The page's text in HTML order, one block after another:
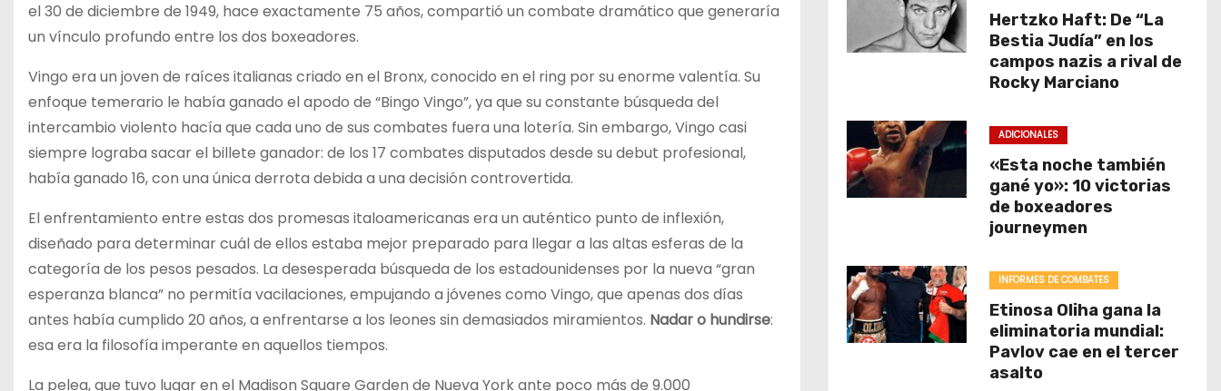
el 30 de diciembre de 1949, hace exactamente 75 años, compartió un combate dramático que generaría
un vínculo profundo entre los dos boxeadores.
Vingo era un joven de raíces italianas criado en el Bronx, conocido en el ring por su enorme valentía. Su
enfoque temerario le había ganado el apodo de “Bingo Vingo”, ya que su constante búsqueda del
intercambio violento hacía que cada uno de sus combates fuera una lotería. Sin embargo, Vingo casi
siempre lograba sacar el billete ganador: de los 17 combates disputados desde su debut profesional,
había ganado 16, con una única derrota debida a una decisión controvertida.
El enfrentamiento entre estas dos promesas italoamericanas era un auténtico punto de inflexión,
diseñado para determinar cuál de ellos estaba mejor preparado para llegar a las altas esferas de la
categoría de los pesos pesados. La desesperada búsqueda de los estadounidenses por la nueva “gran
esperanza blanca” no permitía vacilaciones, empujando a jóvenes como Vingo, que apenas dos días
antes había cumplido 20 años, a enfrentarse a los leones sin demasiados miramientos. Nadar o hundirse:
esa era la filosofía imperante en aquellos tiempos.
La pelea, que tuvo lugar en el Madison Square Garden de Nueva York ante poco más de 9.000
Hertzko Haft: De “La
Bestia Judía” en los
campos nazis a rival de
Rocky Marciano
ADICIONALES
«Esta noche también
gané yo»: 10 victorias
de boxeadores
journeymen
INFORMES DE COMBATES
Etinosa Oliha gana la
eliminatoria mundial:
Pavlov cae en el tercer
asalto